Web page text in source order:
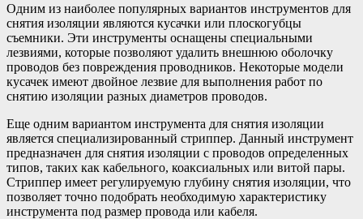
Одним из наиболее популярных вариантов инструментов для
снятия изоляции являются кусачки или плоскогубцы
съемники. Эти инструменты оснащены специальными
лезвиями, которые позволяют удалить внешнюю оболочку
проводов без повреждения проводников. Некоторые модели
кусачек имеют двойное лезвие для выполнения работ по
снятию изоляции разных диаметров проводов.
Еще одним вариантом инструмента для снятия изоляции
является специализированный стриппер. Данный инструмент
предназначен для снятия изоляции с проводов определенных
типов, таких как кабельного, коаксиальных или витой пары.
Стриппер имеет регулируемую глубину снятия изоляции, что
позволяет точно подобрать необходимую характеристику
инструмента под размер провода или кабеля.